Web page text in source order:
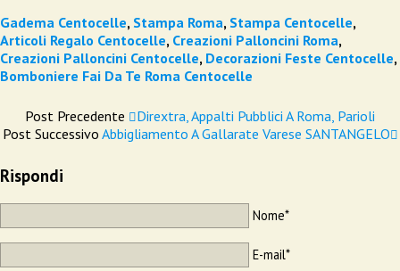
Gadema Centocelle, Stampa Roma, Stampa Centocelle,
Articoli Regalo Centocelle, Creazioni Palloncini Roma,
Creazioni Palloncini Centocelle, Decorazioni Feste Centocelle,
Bomboniere Fai Da Te Roma Centocelle
Post Precedente
Dirextra, Appalti Pubblici A Roma, Parioli
Post Successivo Abbigliamento A Gallarate Varese SANTANGELO
Rispondi
Nome*
E-mail*